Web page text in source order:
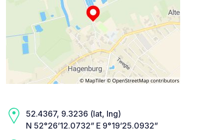
52.4367, 9.3236 (lat, lng)
N 52°26’12.0732” E 9°19’25.0932”